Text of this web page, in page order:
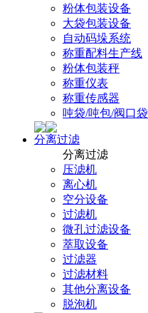
粉体包装设备
大袋包装设备
自动码垛系统
称重配料生产线
粉体包装秤
称重仪表
称重传感器
吨袋/吨包/阀口袋
分离过滤
分离过滤
压滤机
离心机
空分设备
过滤机
微孔过滤设备
萃取设备
过滤器
过滤材料
其他分离设备
脱泡机